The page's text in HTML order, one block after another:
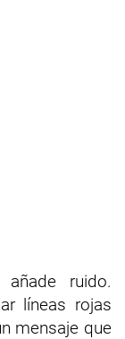
ruido.
líneas rojas
mensaje que